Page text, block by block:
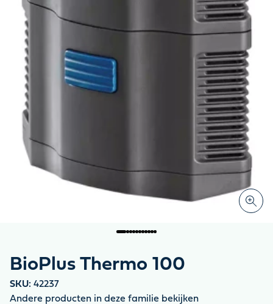
BioPlus Thermo 100
SKU: 42237
Andere producten in deze familie bekijken